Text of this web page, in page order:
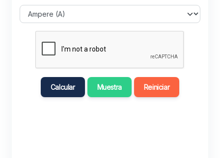
Calcular Muestra Reiniciar